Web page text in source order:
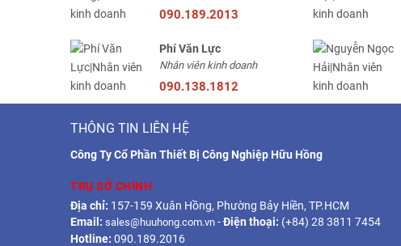
090.189.2013
Phí Văn Lực
Nhân viên kinh doanh
090.138.1812
THÔNG TIN LIÊN HỆ
Công Ty Cổ Phần Thiết Bị Công Nghiệp Hữu Hồng
TRỤ SỞ CHÍNH
Địa chỉ: 157-159 Xuân Hồng, Phường Bảy Hiền, TP.HCM
Email: sales@huuhong.com.vn -Điện thoại: (+84) 28 3811 7454
Hotline: 090.189.2016